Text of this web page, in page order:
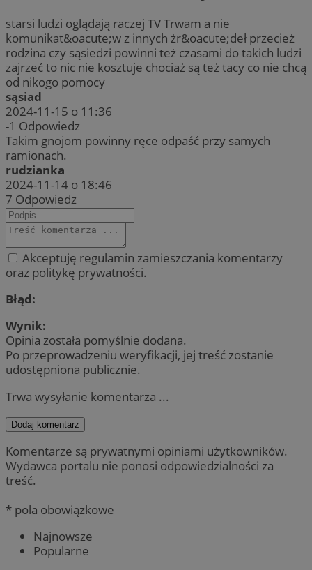
starsi ludzi oglądają raczej TV Trwam a nie
komunikat&oacute;w z innych żr&oacute;deł przecież
rodzina czy sąsiedzi powinni też czasami do takich ludzi
zajrzeć to nic nie kosztuje chociaż są też tacy co nie chcą
od nikogo pomocy
sąsiad
2024-11-15 o 11:36
-1 Odpowiedz
Takim gnojom powinny ręce odpaść przy samych
ramionach.
rudzianka
2024-11-14 o 18:46
7 Odpowiedz
Akceptuję regulamin zamieszczania komentarzy
oraz politykę prywatności.
Błąd:
Wynik:
Opinia została pomyślnie dodana.
Po przeprowadzeniu weryfikacji, jej treść zostanie
udostępniona publicznie.
Trwa wysyłanie komentarza ...
Dodaj komentarz
Komentarze są prywatnymi opiniami użytkowników.
Wydawca portalu nie ponosi odpowiedzialności za
treść.
* pola obowiązkowe
Najnowsze
Popularne